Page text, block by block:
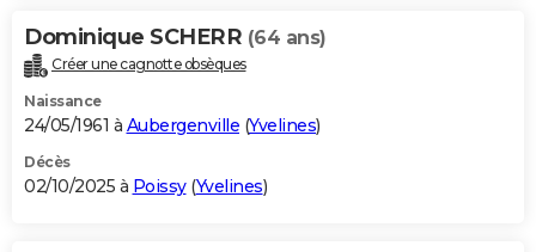
Carte de Noël
Carte Bonne année
Carte Saint-Valentin
Carte Pâques
Carte d'anniversaire
DICTIONNAIRE
Dictionnaire
Biographies
Citations
Expressions
Proverbes
PROGRAMME TV
S'inscrire
Se connecter
Lycées
Collèges
Primaires
Universités
Entreprises
Service militaire
Avis de recherche
AVIS DE DÉCÈS
Dominique SCHERR (64 ans)
Créer une cagnotte obsèques
Naissance
24/05/1961 à Aubergenville (Yvelines)
Décès
02/10/2025 à Poissy(Yvelines)